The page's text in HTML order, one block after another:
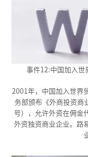
事件12:中国加入世
2001年，中国加入世界
务部颁布《外商投资商
号），允许外资在佣金
外资独资商业企业。路